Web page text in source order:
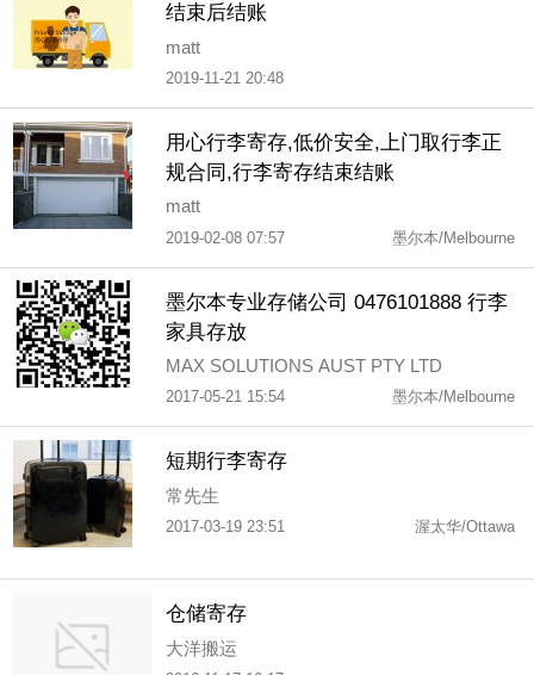
结束后结账
matt
2019-11-21 20:48
用心行李寄存,低价安全,上门取行李正
规合同,行李寄存结束结账
matt
2019-02-08 07:57 墨尔本/Melbourne
墨尔本专业存储公司 0476101888 行李
家具存放
MAX SOLUTIONS AUST PTY LTD
2017-05-21 15:54 墨尔本/Melbourne
短期行李寄存
常先生
2017-03-19 23:51 渥太华/Ottawa
仓储寄存
大洋搬运